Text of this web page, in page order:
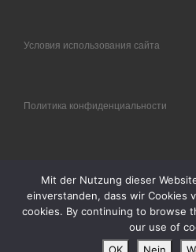
Условия использования сайта
Политика конфиденциальности
Mit der Nutzung dieser
einverstanden, dass wir Cookies
cookies. By continuing to browse
our use of